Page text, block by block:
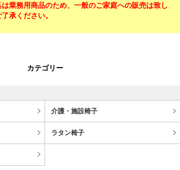
業務用商品のため、一般のご家庭への販売は致し
承ください。
カテゴリー
介護・施設椅子
ラタン椅子